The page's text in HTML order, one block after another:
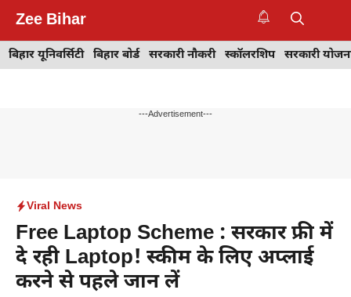
content
Zee Bihar
बिहार यूनिवर्सिटी बिहार बोर्ड सरकारी नौकरी स्कॉलरशिप सरकारी
---Advertisement---
Viral News
Free Laptop Scheme : सरकार फ्री में
दे रही Laptop! स्कीम के लिए अप्लाई
करने से पहले जान लें